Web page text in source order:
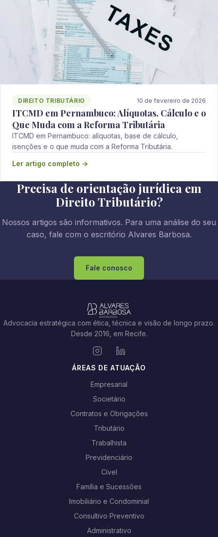
DIREITO TRIBUTÁRIO 10 de fevereiro de 2026
ITCMD em Pernambuco: Alíquotas, Cálculo e o
Que Muda com a Reforma Tributária
ITCMD em Pernambuco: alíquotas, base de cálculo,
isenções e o que muda com a Reforma Tributária.
Ler artigo completo →
Precisa de orientação jurídica em
Direito Tributário?
Nossos artigos são informativos. Para uma análise do seu
caso, fale com o escritório Alvares Barbosa.
Fale conosco
Advocacia estratégica com ética, técnica e visão de longo prazo.
Desde 2016, em Recife.
ÁREAS DE ATUAÇÃO
Empresarial
Societário
Contratos e Obrigações
Tributário
Trabalhista
Previdenciário
Cível
Família e Sucessões
Imobiliário e Condominial
Consultivo Preventivo
Administrativo